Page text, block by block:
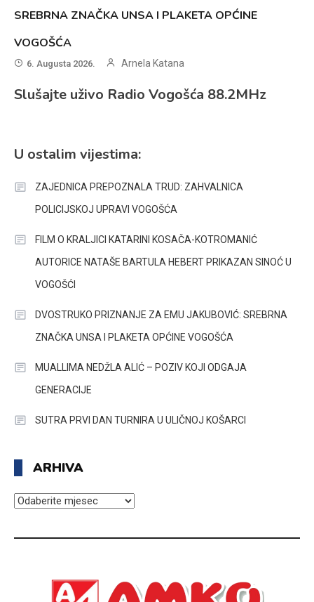
SREBRNA ZNAČKA UNSA I PLAKETA OPĆINE
VOGOŠĆA
6. Augusta 2026. Arnela Katana
Slušajte uživo Radio Vogošća 88.2MHz
U ostalim vijestima:
ZAJEDNICA PREPOZNALA TRUD: ZAHVALNICA
POLICIJSKOJ UPRAVI VOGOŠĆA
FILM O KRALJICI KATARINI KOSAČA-KOTROMANIĆ
AUTORICE NATAŠE BARTULA HEBERT PRIKAZAN SINOĆ U
VOGOŠĆI
DVOSTRUKO PRIZNANJE ZA EMU JAKUBOVIĆ: SREBRNA
ZNAČKA UNSA I PLAKETA OPĆINE VOGOŠĆA
MUALLIMA NEDŽLA ALIĆ – POZIV KOJI ODGAJA
GENERACIJE
SUTRA PRVI DAN TURNIRA U ULIČNOJ KOŠARCI
ARHIVA
ARHIVA